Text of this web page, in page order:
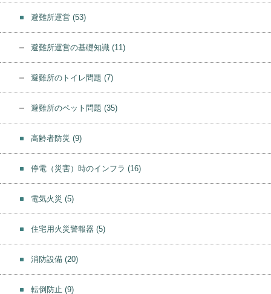
避難所運営 (53)
避難所運営の基礎知識 (11)
避難所のトイレ問題 (7)
避難所のペット問題 (35)
高齢者防災 (9)
停電（災害）時のインフラ (16)
電気火災 (5)
住宅用火災警報器 (5)
消防設備 (20)
転倒防止 (9)